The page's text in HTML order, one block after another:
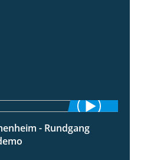
6:03
- Rundgang